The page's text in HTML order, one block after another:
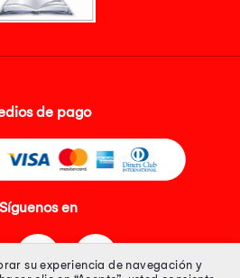
de pago
Síguenos en
su experiencia de navegación y